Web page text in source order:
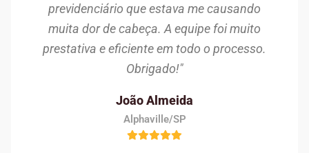
previdenciário que estava me causando
muita dor de cabeça. A equipe foi muito
prestativa e eficiente em todo o processo.
Obrigado!"
João Almeida
Alphaville/SP